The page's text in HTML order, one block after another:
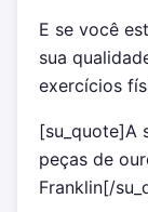
E se você
sua
exercícios
[su_quote]A
peças de
Franklin[/